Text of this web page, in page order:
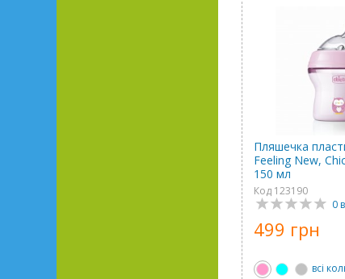
Пляшечка
Feeling New,
150 мл
Код 123190
0
499 грн
всі